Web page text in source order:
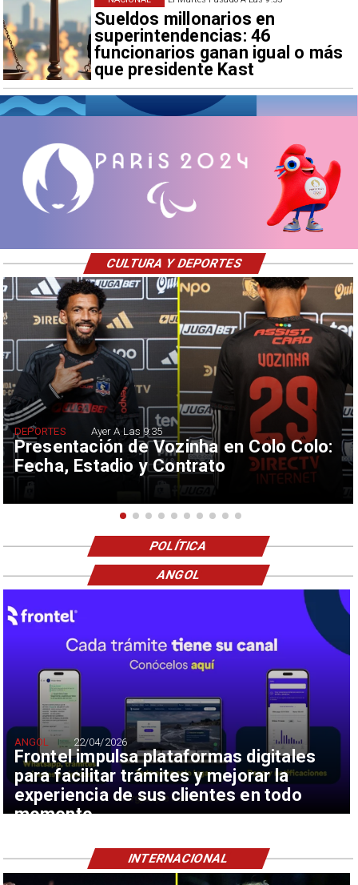
Sueldos millonarios en
superintendencias: 46
funcionarios ganan igual o más
que presidente Kast
Presentación de Vozinha en Colo Colo:
Fecha, Estadio y Contrato
DEPORTES Ayer A Las 9:35
CULTURA Y DEPORTES
POLÍTICA
Frontel impulsa plataformas digitales
para facilitar trámites y mejorar la
experiencia de sus clientes en todo
momento
ANGOL 22/04/2026
ANGOL
INTERNACIONAL